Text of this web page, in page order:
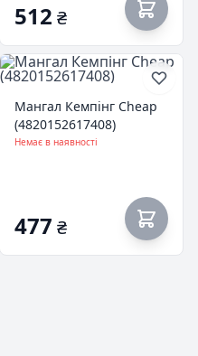
512 ₴
Мангал Кемпінг Cheap
(4820152617408)
Немає в наявності
477 ₴